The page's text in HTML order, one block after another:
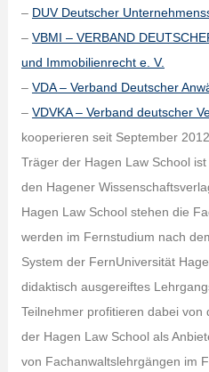
– DUV Deutscher
– VBMI – VERBAND
und Immobilienrecht e. V.
– VDA – Verband Deutscher
– VDVKA – Verband deutscher
kooperieren seit September
Träger der Hagen Law School
den Hagener
Hagen Law School stehen die
werden im Fernstudium nach
System der FernUniversität
didaktisch ausgereiftes
Teilnehmer profitieren dabei von
der Hagen Law School als
von Fachanwaltslehrgängen im